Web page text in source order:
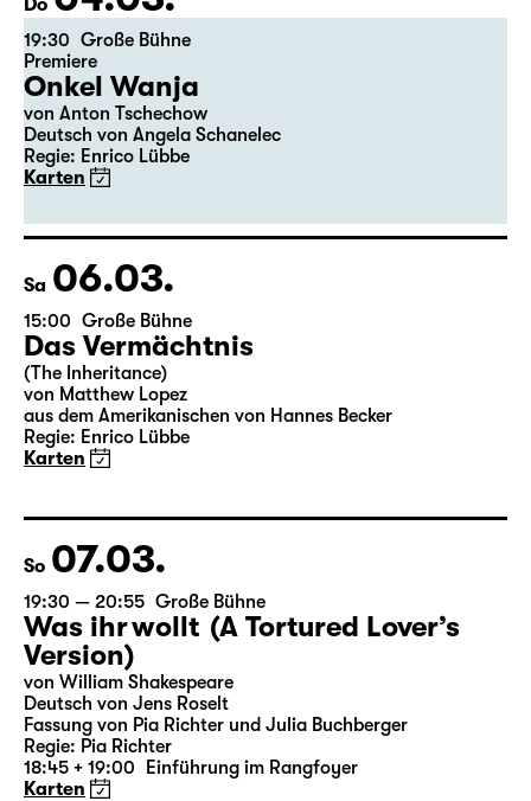
Do
19:30 Große Bühne
Premiere
Onkel Wanja
von Anton Tschechow
Deutsch von Angela Schanelec
Regie: Enrico Lübbe
Karten
Sa 06.03.
15:00 Große Bühne
Das Vermächtnis
(The Inheritance)
von Matthew Lopez
aus dem Amerikanischen von Hannes Becker
Regie: Enrico Lübbe
Karten
So 07.03.
19:30 — 20:55 Große Bühne
Was ihr wollt (A Tortured Lover’s
Version)
von William Shakespeare
Deutsch von Jens Roselt
Fassung von Pia Richter und Julia Buchberger
Regie: Pia Richter
18:45 + 19:00
Einführung im Rangfoyer
Karten